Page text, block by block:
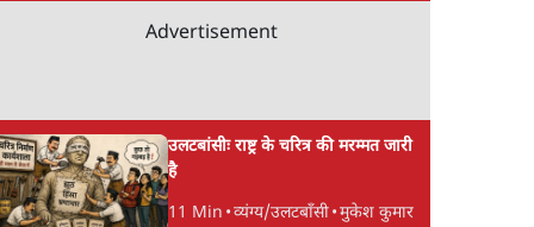
Advertisement
उलटबांसीः राष्ट्र के चरित्र की मरम्मत जारी
है
11 Min •व्यंग्य/उलटबाँसी•मुकेश कुमार